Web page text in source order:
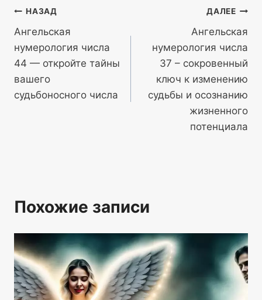
Навигация
по
записям
НАЗАД
Ангельская
нумерология числа
44 — откройте тайны
вашего
судьбоносного числа
ДАЛЕЕ
Ангельская
нумерология числа
37 – сокровенный
ключ к изменению
судьбы и осознанию
жизненного
потенциала
Похожие записи